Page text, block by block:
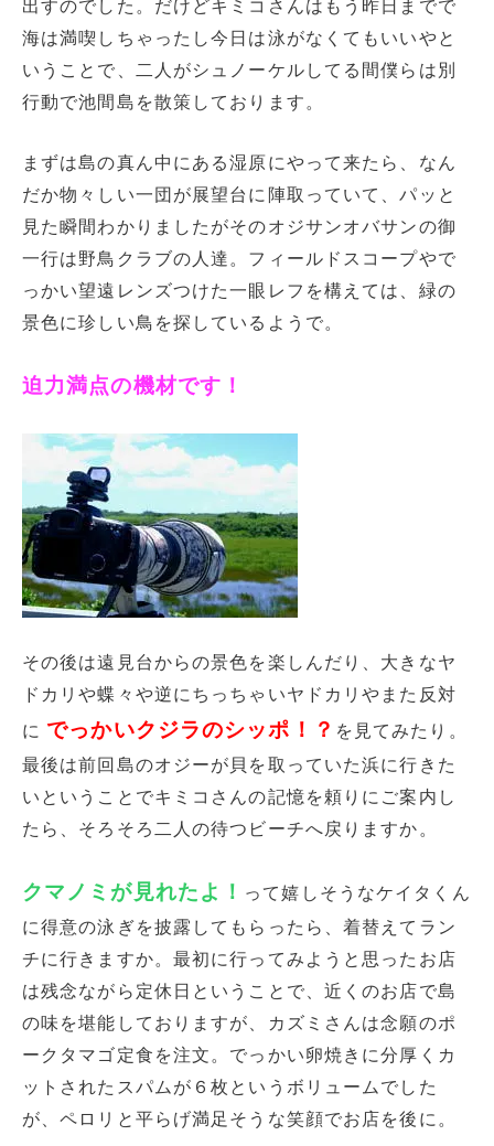
出すのでした。だけどキミコさんはもう昨日までで
海は満喫しちゃったし今日は泳がなくてもいいやと
いうことで、二人がシュノーケルしてる間僕らは別
行動で池間島を散策しております。
まずは島の真ん中にある湿原にやって来たら、なん
だか物々しい一団が展望台に陣取っていて、パッと
見た瞬間わかりましたがそのオジサンオバサンの御
一行は野鳥クラブの人達。フィールドスコープやで
っかい望遠レンズつけた一眼レフを構えては、緑の
景色に珍しい鳥を探しているようで。
迫力満点の機材です！
その後は遠見台からの景色を楽しんだり、大きなヤ
ドカリや蝶々や逆にちっちゃいヤドカリやまた反対
にでっかいクジラのシッポ！？ を見てみたり。
最後は前回島のオジーが貝を取っていた浜に行きた
いということでキミコさんの記憶を頼りにご案内し
たら、そろそろ二人の待つビーチへ戻りますか。
クマノミが見れたよ！ って嬉しそうなケイタくん
に得意の泳ぎを披露してもらったら、着替えてラン
チに行きますか。最初に行ってみようと思ったお店
は残念ながら定休日ということで、近くのお店で島
の味を堪能しておりますが、カズミさんは念願のポ
ークタマゴ定食を注文。でっかい卵焼きに分厚くカ
ットされたスパムが６枚というボリュームでした
が、ペロリと平らげ満足そうな笑顔でお店を後に。